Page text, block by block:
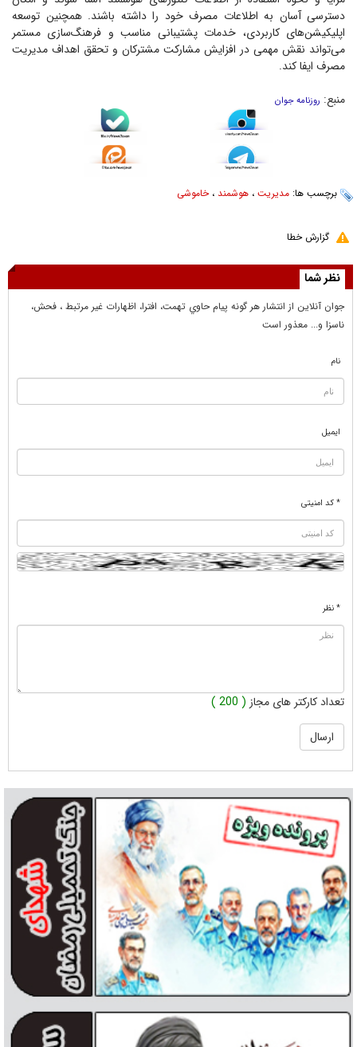
دسترسی آسان به اطلاعات مصرف خود را داشته باشند. همچنین توسعه
اپلیکیشن‌های کاربردی، خدمات پشتیبانی مناسب و فرهنگ‌سازی مستمر
می‌تواند نقش مهمی در افزایش مشارکت مشترکان و تحقق اهداف مدیریت
مصرف ایفا کند.
منبع: روزنامه جوان
برچسب ها: مدیریت ، هوشمند ،خاموشی
گزارش خطا
نظر شما
جوان آنلاين از انتشار هر گونه پيام حاوي تهمت، افترا، اظهارات غير مرتبط ، فحش،
ناسزا و... معذور است
نام
ایمیل
* کد امنیتی
* نظر
تعداد کارکتر های مجاز ( 200 )